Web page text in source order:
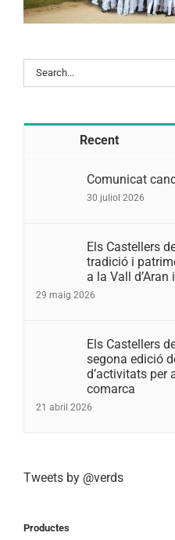
Search
for:
Recent
Comunicat
30 juliol 2026
Els Castellers
tradició i
a la Vall
29 maig 2026
Els Castellers
segona edició
d’activitats per
comarca
21 abril 2026
Tweets by @verds
Productes